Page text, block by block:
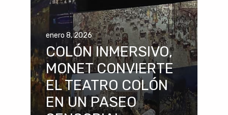
enero 8, 2026
COLÓN INMERSIVO,
MONET CONVIERTE
EL TEATRO COLÓN
EN UN PASEO